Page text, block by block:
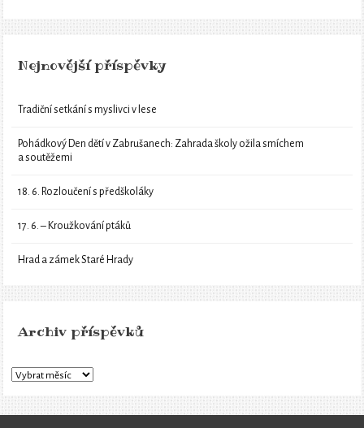
Nejnovější příspěvky
Tradiční setkání s myslivci v lese
Pohádkový Den dětí v Zabrušanech: Zahrada školy ožila smíchem
a soutěžemi
18. 6. Rozloučení s předškoláky
17. 6. – Kroužkování ptáků
Hrad a zámek Staré Hrady
Archiv příspěvků